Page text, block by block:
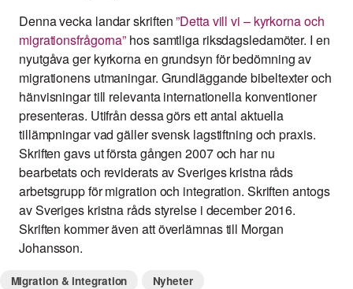
Denna vecka landar skriften”Detta vill vi – kyrkorna och
migrationsfrågorna” hos samtliga riksdagsledamöter. I en
nyutgåva ger kyrkorna en grundsyn för bedömning av
migrationens utmaningar. Grundläggande bibeltexter och
hänvisningar till relevanta internationella konventioner
presenteras. Utifrån dessa görs ett antal aktuella
tillämpningar vad gäller svensk lagstiftning och praxis.
Skriften gavs ut första gången 2007 och har nu
bearbetats och reviderats av Sveriges kristna råds
arbetsgrupp för migration och integration. Skriften antogs
av Sveriges kristna råds styrelse i december 2016.
Skriften kommer även att överlämnas till Morgan
Johansson.
Migration & integration Nyheter